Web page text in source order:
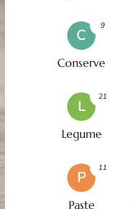
C
Conserve
9
L
Legume
21
P
Paste
11